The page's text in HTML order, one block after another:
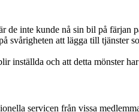
de inte kunde nå sin bil på
svårigheten att lägga till tjänster
inställda och att detta mönster
servicen från vissa